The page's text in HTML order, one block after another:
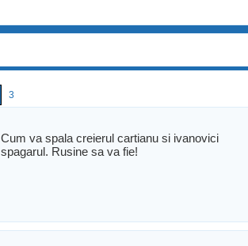
3
Cum va spala creierul cartianu si ivanovici
spagarul. Rusine sa va fie!